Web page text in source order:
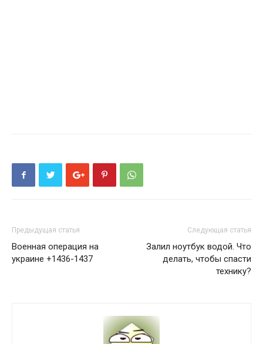
Предыдущая статья
Военная операция на
украине +1436-1437
Следующая статья
Залил ноутбук водой. Что
делать, чтобы спасти
технику?